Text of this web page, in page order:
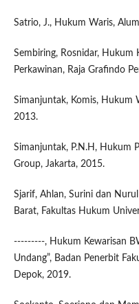
Satrio, J., Hukum Waris,
Sembiring, Rosnidar, Hukum
Perkawinan, Raja Grafindo
Simanjuntak, Komis, Hukum
2013.
Simanjuntak, P.N.H, Hukum
Group, Jakarta, 2015.
Sjarif, Ahlan, Surini dan
Barat, Fakultas Hukum
---------, Hukum Kewarisan
Undang”, Badan Penerbit
Depok, 2019.